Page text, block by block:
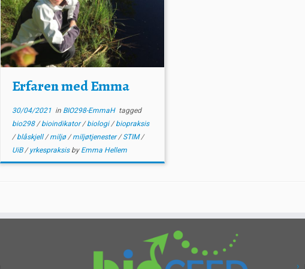
Erfaren med Emma
30/04/2021 in BIO298-EmmaH tagged
bio298/bioindikator/biologi/biopraksis
/blåskjell/miljø/miljøtjenester/STIM/
UiB/yrkespraksis by Emma Hellem